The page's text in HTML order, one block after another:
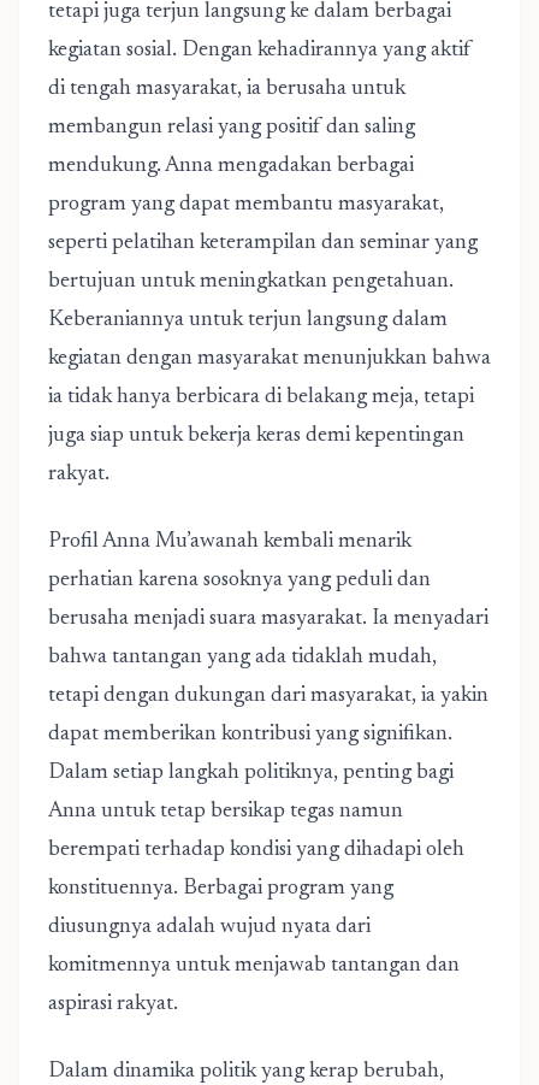
tetapi juga terjun langsung ke dalam berbagai
kegiatan sosial. Dengan kehadirannya yang aktif
di tengah masyarakat, ia berusaha untuk
membangun relasi yang positif dan saling
mendukung. Anna mengadakan berbagai
program yang dapat membantu masyarakat,
seperti pelatihan keterampilan dan seminar yang
bertujuan untuk meningkatkan pengetahuan.
Keberaniannya untuk terjun langsung dalam
kegiatan dengan masyarakat menunjukkan bahwa
ia tidak hanya berbicara di belakang meja, tetapi
juga siap untuk bekerja keras demi kepentingan
rakyat.
Profil Anna Mu’awanah kembali menarik
perhatian karena sosoknya yang peduli dan
berusaha menjadi suara masyarakat. Ia menyadari
bahwa tantangan yang ada tidaklah mudah,
tetapi dengan dukungan dari masyarakat, ia yakin
dapat memberikan kontribusi yang signifikan.
Dalam setiap langkah politiknya, penting bagi
Anna untuk tetap bersikap tegas namun
berempati terhadap kondisi yang dihadapi oleh
konstituennya. Berbagai program yang
diusungnya adalah wujud nyata dari
komitmennya untuk menjawab tantangan dan
aspirasi rakyat.
Dalam dinamika politik yang kerap berubah,